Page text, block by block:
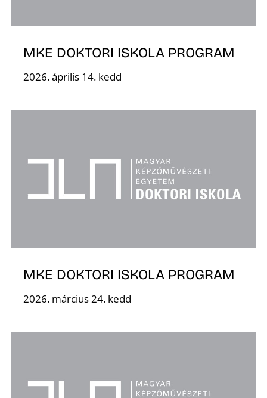
MKE DOKTORI ISKOLA PROGRAM
2026. április 14. kedd
MKE DOKTORI ISKOLA PROGRAM
2026. március 24. kedd